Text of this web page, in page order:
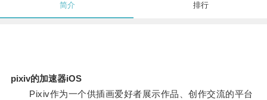
简介 排行
pixiv的加速器iOS
Pixiv作为一个供插画爱好者展示作品、创作交流的平台